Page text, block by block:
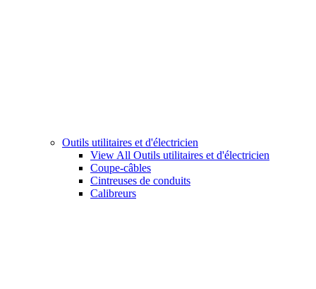
Outils utilitaires et d'électricien
View All Outils utilitaires et d'électricien
Coupe-câbles
Cintreuses de conduits
Calibreurs